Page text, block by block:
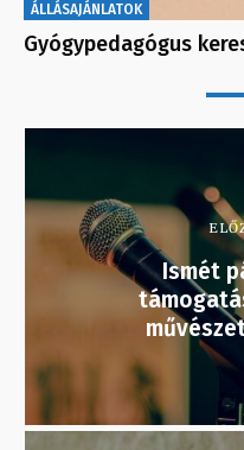
ÁLLÁSAJÁNLATOK
Gyógypedagógus
Ismét